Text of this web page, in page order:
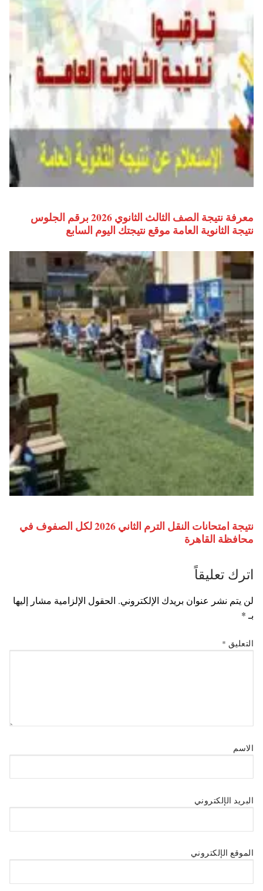
معرفة نتيجة الصف الثالث الثانوي 2026 برقم الجلوس
نتيجة الثانوية العامة موقع نتيجتك اليوم السابع
نتيجة امتحانات النقل الترم الثاني 2026 لكل الصفوف في
محافظة القاهرة
اترك تعليقاً
لن يتم نشر عنوان بريدك الإلكتروني. الحقول الإلزامية مشار إليها
بـ *
التعليق *
الاسم
البريد الإلكتروني
الموقع الإلكتروني